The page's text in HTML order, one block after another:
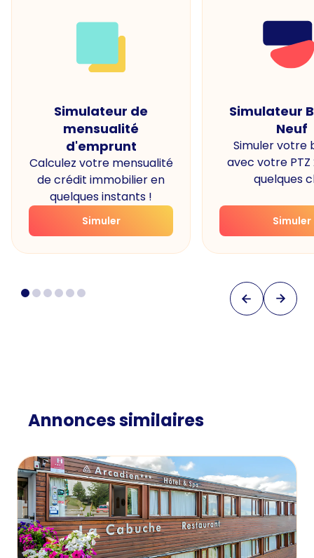
Simulateur de
mensualité
d'emprunt
Calculez votre mensualité
de crédit immobilier en
quelques instants !
Simuler
Simulateur
Neuf
Simuler votre
avec votre PTZ
quelques
Simuler
Annonces similaires